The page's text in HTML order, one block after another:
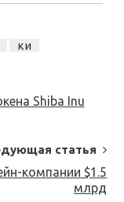
ки
Shiba Inu
статья
компании $1.5
млрд